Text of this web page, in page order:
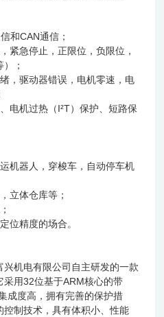
和CAN通信；
紧急停止，正限位，负限位，
；
，驱动器错误，电机零速，电
电机过热（I²T）保护、短路保
机器人，穿梭车，自动停车机
立体仓库等；
位精度的场合。
机电有限公司自主研发的一款
用32位基于ARM核心的带
成度高，拥有完善的保护措
制技术，具有体积小、性能